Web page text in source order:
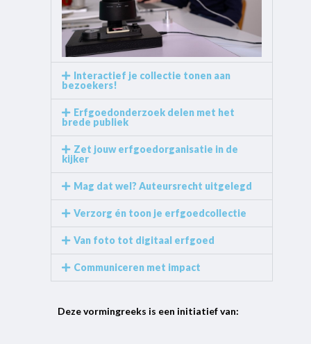
Interactief je collectie tonen aan
bezoekers!
Erfgoedonderzoek delen met het
brede publiek
Zet jouw erfgoedorganisatie in de
kijker
Mag dat wel? Auteursrecht uitgelegd
Verzorg én toon je erfgoedcollectie
Van foto tot digitaal erfgoed
Communiceren met impact
Deze vormingreeks is een initiatief van: